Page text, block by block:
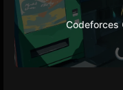
Codeforces